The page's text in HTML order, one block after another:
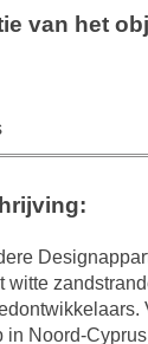
van het
witte
in Noord-